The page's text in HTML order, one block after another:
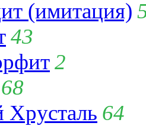
(имитация)
43
2
68
Хрусталь 64